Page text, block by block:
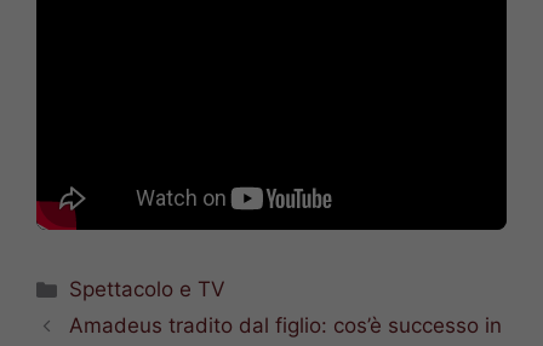
Categorie
Spettacolo e TV
Amadeus tradito dal figlio: cos’è successo in